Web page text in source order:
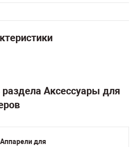
Аксессуары для
Аппарели для